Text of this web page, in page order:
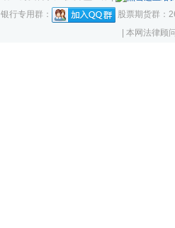
银行专用群：
股票期货群：
| 本网法律顾